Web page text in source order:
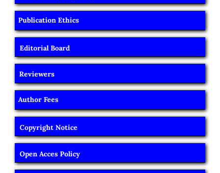
Publication Ethics
Editorial Board
Reviewers
Author Fees
Copyright Notice
Open Acces Policy